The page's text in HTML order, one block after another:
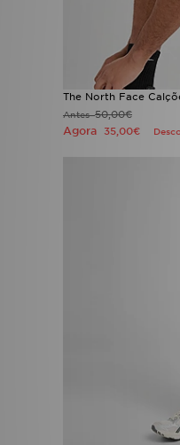
The North Face
Antes50,00€
Agora 35,00€